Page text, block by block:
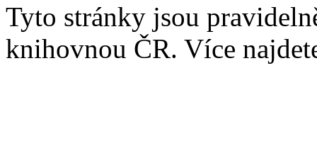
Tyto stránky jsou
knihovnou ČR. Více